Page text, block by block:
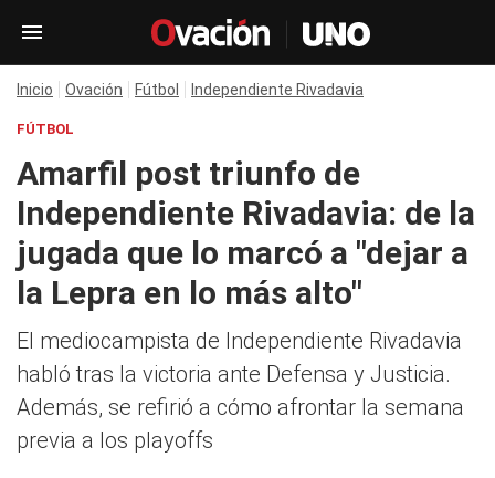
Inicio Ovación Fútbol Independiente Rivadavia
FÚTBOL
Amarfil post triunfo de
Independiente Rivadavia: de la
jugada que lo marcó a "dejar a
la Lepra en lo más alto"
El mediocampista de Independiente Rivadavia
habló tras la victoria ante Defensa y Justicia.
Además, se refirió a cómo afrontar la semana
previa a los playoffs